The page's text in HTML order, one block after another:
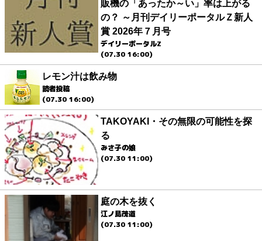
販機の「あったか～い」率は上がる
の？ ～月刊デイリーポータルＺ新人
賞 2026年７月号
デイリーポータルZ
(07.30 16:00)
レモン汁は飲み物
読者投稿
(07.30 16:00)
TAKOYAKI・その無限の可能性を探
る
みさ子の娘
(07.30 11:00)
庭の木を抜く
江ノ島茂道
(07.30 11:00)